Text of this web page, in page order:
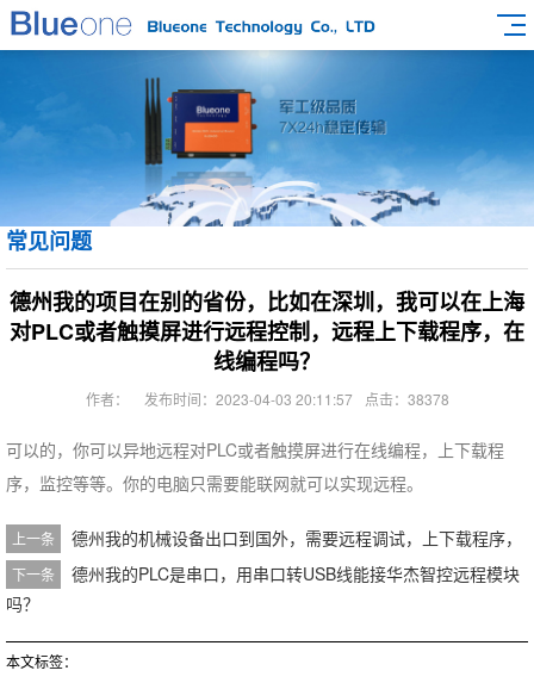
常见问题
德州我的项目在别的省份，比如在深圳，我可以在上海
对PLC或者触摸屏进行远程控制，远程上下载程序，在
线编程吗？
作者： 发布时间：2023-04-03 20:11:57 点击：38378
可以的，你可以异地远程对PLC或者触摸屏进行在线编程，上下载程
序，监控等等。你的电脑只需要能联网就可以实现远程。
上一条 德州我的机械设备出口到国外，需要远程调试，上下载程序，
下一条
德州我的PLC是串口，用串口转USB线能接华杰智控远程模块
吗？
本文标签：